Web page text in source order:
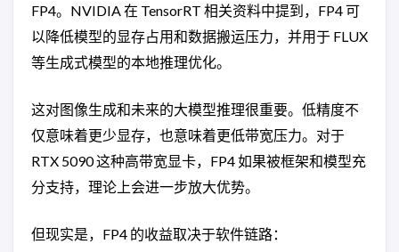
FP4。NVIDIA 在 TensorRT 相关资料中提到，FP4 可
以降低模型的显存占用和数据搬运压力，并用于 FLUX
等生成式模型的本地推理优化。
这对图像生成和未来的大模型推理很重要。低精度不
仅意味着更少显存，也意味着更低带宽压力。对于
RTX 5090 这种高带宽显卡，FP4 如果被框架和模型充
分支持，理论上会进一步放大优势。
但现实是，FP4 的收益取决于软件链路：